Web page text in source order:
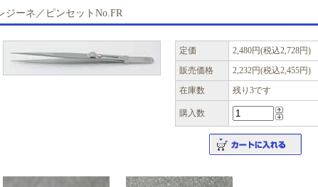
ジーネ／ピンセットNo.FR
定価
2,480円(税込2,728円)
販売価格
2,232円(税込2,455円)
在庫数
残り3です
購入数